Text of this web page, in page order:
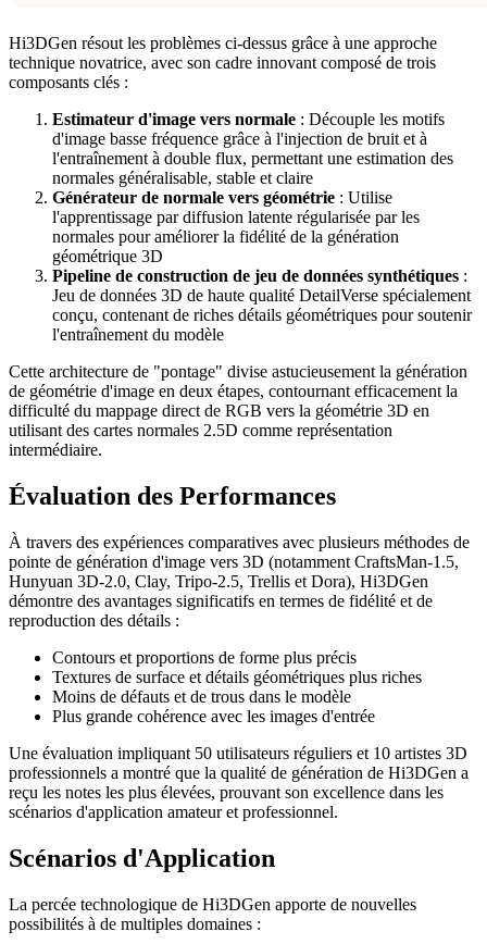
Hi3DGen résout les problèmes ci-dessus grâce à une approche
technique novatrice, avec son cadre innovant composé de trois
composants clés :
Estimateur d'image vers normale : Découple les motifs
d'image basse fréquence grâce à l'injection de bruit et à
l'entraînement à double flux, permettant une estimation des
normales généralisable, stable et claire
Générateur de normale vers géométrie : Utilise
l'apprentissage par diffusion latente régularisée par les
normales pour améliorer la fidélité de la génération
géométrique 3D
Pipeline de construction de jeu de données synthétiques :
Jeu de données 3D de haute qualité DetailVerse spécialement
conçu, contenant de riches détails géométriques pour soutenir
l'entraînement du modèle
Cette architecture de "pontage" divise astucieusement la génération
de géométrie d'image en deux étapes, contournant efficacement la
difficulté du mappage direct de RGB vers la géométrie 3D en
utilisant des cartes normales 2.5D comme représentation
intermédiaire.
Évaluation des Performances
À travers des expériences comparatives avec plusieurs méthodes de
pointe de génération d'image vers 3D (notamment CraftsMan-1.5,
Hunyuan 3D-2.0, Clay, Tripo-2.5, Trellis et Dora), Hi3DGen
démontre des avantages significatifs en termes de fidélité et de
reproduction des détails :
Contours et proportions de forme plus précis
Textures de surface et détails géométriques plus riches
Moins de défauts et de trous dans le modèle
Plus grande cohérence avec les images d'entrée
Une évaluation impliquant 50 utilisateurs réguliers et 10 artistes 3D
professionnels a montré que la qualité de génération de Hi3DGen a
reçu les notes les plus élevées, prouvant son excellence dans les
scénarios d'application amateur et professionnel.
Scénarios d'Application
La percée technologique de Hi3DGen apporte de nouvelles
possibilités à de multiples domaines :